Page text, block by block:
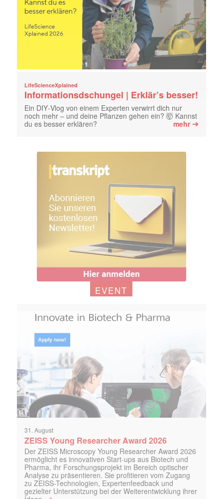
LifeScienceXplained
Informationsdschungel | Erklär’s besser!
Ein DIY‑Vlog von einem Experten verwirrt dich nur
noch mehr – und deine Pflanzen gehen ein? 🤯 Kannst
du es besser erklären?
mehr➔
EVENT
31. August
ZEISS Young Researcher Award 2026
Der ZEISS Microscopy Young Researcher Award 2026
ermöglicht es innovativen Start-ups aus Biotech und
Pharma, ihr Forschungsprojekt im Bereich optischer
Analyse zu präsentieren. Sie profitieren vom Zugang
zu ZEISS-Technologien, Expertenfeedback und
gezielter Unterstützung bei der Weiterentwicklung ihrer